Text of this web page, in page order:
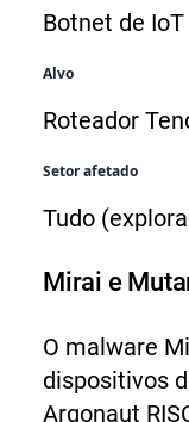
Botnet de IoT
Alvo
Roteador
Setor afetado
Tudo
Mirai e
O malware
dispositivos
Argonaut